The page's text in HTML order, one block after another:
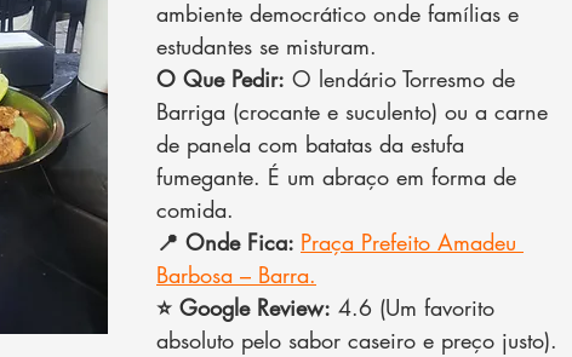
ambiente democrático onde famílias e
estudantes se misturam.
O Que Pedir: O lendário Torresmo de
Barriga (crocante e suculento) ou a carne
de panela com batatas da estufa
fumegante. É um abraço em forma de
comida.
📍 Onde Fica: Praça Prefeito Amadeu
Barbosa – Barra.
⭐ Google Review: 4.6 (Um favorito
absoluto pelo sabor caseiro e preço justo).